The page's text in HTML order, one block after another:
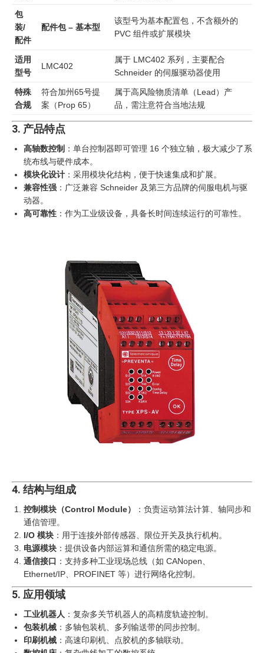
包
装/
配件
配件包 – 基本型
该型号为基本配置包，不含额外的
PVC 组件或扩展模块
适用
型号
LMC402
属于 LMC402 系列，主要配合
Schneider 的伺服驱动器使用
特殊
合规
符合加州65号提
案（Prop 65）
属于高风险物质清单（Lead）产
品，需注意符合当地法规
3. 产品特点
高轴数控制 ：单台控制器即可管理 16 个独立轴，极大减少了系
统布线与硬件成本。
模块化设计 ：采用模块化结构，便于快速集成和扩展。
兼容性强 ：广泛兼容 Schneider 及第三方品牌的伺服电机与驱
动器。
高可靠性 ：作为工业级设备，具备长时间连续运行的可靠性。
4. 结构与组成
控制模块（Control Module）
‍：负责运动算法计算、轴同步和
通信管理。
I/O 模块 ：用于连接外部传感器、限位开关及执行机构。
电源模块 ：提供设备内部运算和通信所需的稳定电源。
通信接口 ：支持多种工业现场总线（如 CANopen、
Ethernet/IP、PROFINET 等）进行网络化控制。
5. 应用领域
工业机器人 ：复杂多关节机器人的高精度轨迹控制。
包装机械 ：多轴包装机、多列输送带的同步控制。
印刷机械 ：高速印刷机、点胶机的多轴联动。